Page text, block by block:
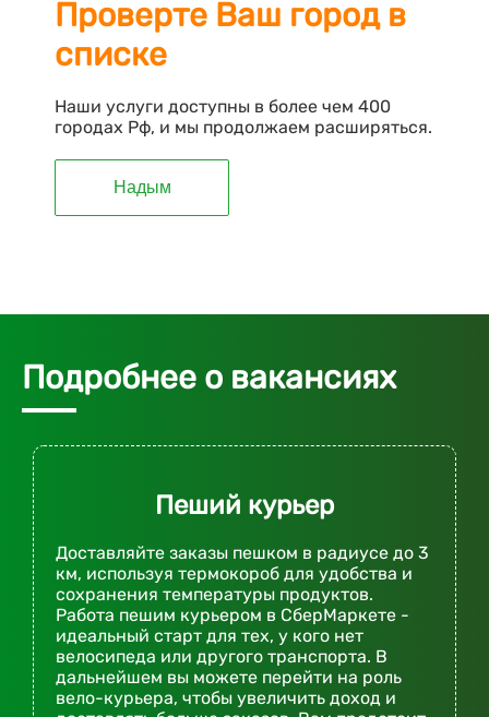
Проверте Ваш город в
списке
Наши услуги доступны в более чем 400
городах Рф, и мы продолжаем расширяться.
Надым
Подробнее о вакансиях
Пеший курьер
Доставляйте заказы пешком в радиусе до 3
км, используя термокороб для удобства и
сохранения температуры продуктов.
Работа пешим курьером в СберМаркете -
идеальный старт для тех, у кого нет
велосипеда или другого транспорта. В
дальнейшем вы можете перейти на роль
вело-курьера, чтобы увеличить доход и